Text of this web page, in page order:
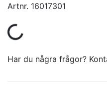
Artnr. 16017301
Har du några frågor?